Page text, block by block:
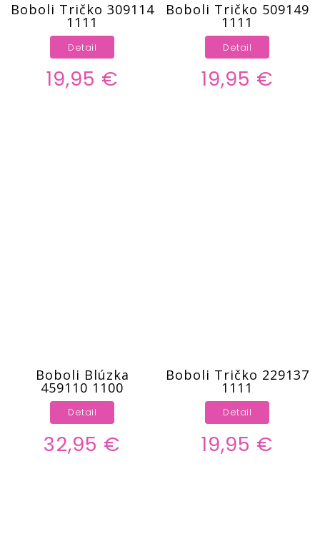
Boboli Tričko 309114
1111
19,95 €
Detail
Boboli Tričko 509149
1111
19,95 €
Detail
Boboli Blúzka
459110 1100
32,95 €
Detail
Boboli Tričko 229137
1111
19,95 €
Detail